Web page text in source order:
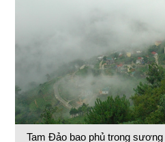
Tam Đảo bao phủ trong